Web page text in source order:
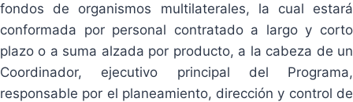
fondos de organismos multilaterales, la cual estará
conformada por personal contratado a largo y corto
plazo o a suma alzada por producto, a la cabeza de un
Coordinador, ejecutivo principal del Programa,
responsable por el planeamiento, dirección y control de